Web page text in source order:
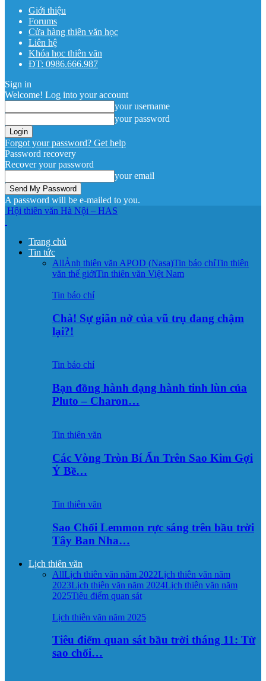
Giới thiệu
Forums
Cửa hàng thiên văn học
Liên hệ
Khóa học thiên văn
ĐT: 0986.666.987
Sign in
Welcome! Log into your account
your username
your password
Forgot your password? Get help
Password recovery
Recover your password
your email
A password will be e-mailed to you.
Hội thiên văn Hà Nội – HAS
Trang chủ
Tin tức
AllẢnh thiên văn APOD (Nasa)Tin báo chíTin thiên
văn thế giớiTin thiên văn Việt Nam
Tin báo chí
Chà! Sự giãn nở của vũ trụ đang chậm
lại?!
Tin báo chí
Bạn đồng hành dạng hành tinh lùn của
Pluto – Charon…
Tin thiên văn
Các Vòng Tròn Bí Ẩn Trên Sao Kim Gợi
Ý Bề…
Tin thiên văn
Sao Chổi Lemmon rực sáng trên bầu trời
Tây Ban Nha…
Lịch thiên văn
AllLịch thiên văn năm 2022Lịch thiên văn năm
2023Lịch thiên văn năm 2024Lịch thiên văn năm
2025Tiêu điểm quan sát
Lịch thiên văn năm 2025
Tiêu điểm quan sát bầu trời tháng 11: Từ
sao chổi…